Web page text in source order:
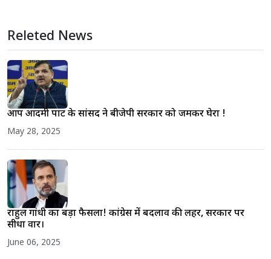
Releted News
आप आदमी पार्टी के सांसद ने बीजेपी सरकार को जमकर घेरा !
May 28, 2025
राहुल गांधी का बड़ा फैसला! कांग्रेस में बदलाव की लहर, सरकार पर
सीधा वार।
June 06, 2025